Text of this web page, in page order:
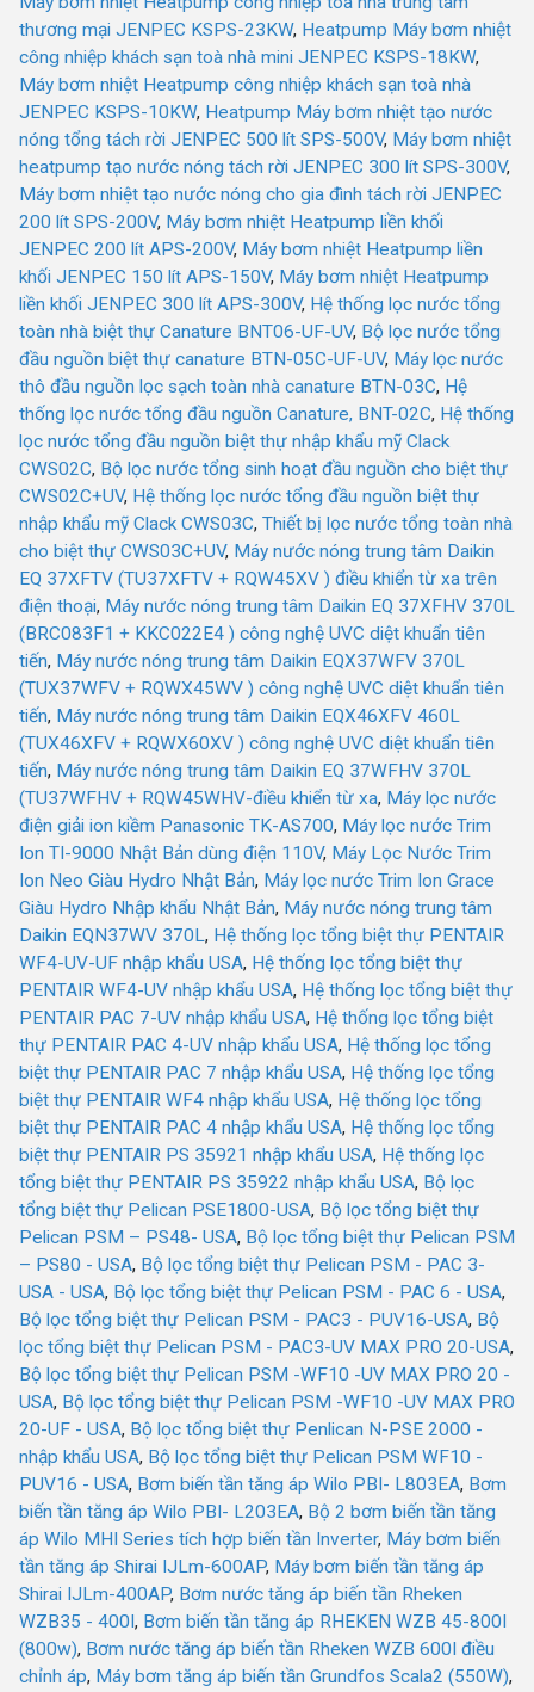
thương mại JENPEC KSPS-23KW, Heatpump Máy bơm nhiệt
công nhiệp khách sạn toà nhà mini JENPEC KSPS-18KW,
Máy bơm nhiệt Heatpump công nhiệp khách sạn toà nhà
JENPEC KSPS-10KW, Heatpump Máy bơm nhiệt tạo nước
nóng tổng tách rời JENPEC 500 lít SPS-500V, Máy bơm nhiệt
heatpump tạo nước nóng tách rời JENPEC 300 lít SPS-300V,
Máy bơm nhiệt tạo nước nóng cho gia đình tách rời JENPEC
200 lít SPS-200V, Máy bơm nhiệt Heatpump liền khối
JENPEC 200 lít APS-200V, Máy bơm nhiệt Heatpump liền
khối JENPEC 150 lít APS-150V, Máy bơm nhiệt Heatpump
liền khối JENPEC 300 lít APS-300V, Hệ thống lọc nước tổng
toàn nhà biệt thự Canature BNT06-UF-UV, Bộ lọc nước tổng
đầu nguồn biệt thự canature BTN-05C-UF-UV, Máy lọc nước
thô đầu nguồn lọc sạch toàn nhà canature BTN-03C, Hệ
thống lọc nước tổng đầu nguồn Canature, BNT-02C, Hệ thống
lọc nước tổng đầu nguồn biệt thự nhập khẩu mỹ Clack
CWS02C, Bộ lọc nước tổng sinh hoạt đầu nguồn cho biệt thự
CWS02C+UV, Hệ thống lọc nước tổng đầu nguồn biệt thự
nhập khẩu mỹ Clack CWS03C, Thiết bị lọc nước tổng toàn nhà
cho biệt thự CWS03C+UV, Máy nước nóng trung tâm Daikin
EQ 37XFTV (TU37XFTV + RQW45XV ) điều khiển từ xa trên
điện thoại, Máy nước nóng trung tâm Daikin EQ 37XFHV 370L
(BRC083F1 + KKC022E4 ) công nghệ UVC diệt khuẩn tiên
tiến, Máy nước nóng trung tâm Daikin EQX37WFV 370L
(TUX37WFV + RQWX45WV ) công nghệ UVC diệt khuẩn tiên
tiến, Máy nước nóng trung tâm Daikin EQX46XFV 460L
(TUX46XFV + RQWX60XV ) công nghệ UVC diệt khuẩn tiên
tiến, Máy nước nóng trung tâm Daikin EQ 37WFHV 370L
(TU37WFHV + RQW45WHV-điều khiển từ xa, Máy lọc nước
điện giải ion kiềm Panasonic TK-AS700, Máy lọc nước Trim
Ion TI-9000 Nhật Bản dùng điện 110V, Máy Lọc Nước Trim
Ion Neo Giàu Hydro Nhật Bản, Máy lọc nước Trim Ion Grace
Giàu Hydro Nhập khẩu Nhật Bản, Máy nước nóng trung tâm
Daikin EQN37WV 370L, Hệ thống lọc tổng biệt thự PENTAIR
WF4-UV-UF nhập khẩu USA, Hệ thống lọc tổng biệt thự
PENTAIR WF4-UV nhập khẩu USA, Hệ thống lọc tổng biệt thự
PENTAIR PAC 7-UV nhập khẩu USA, Hệ thống lọc tổng biệt
thự PENTAIR PAC 4-UV nhập khẩu USA, Hệ thống lọc tổng
biệt thự PENTAIR PAC 7 nhập khẩu USA, Hệ thống lọc tổng
biệt thự PENTAIR WF4 nhập khẩu USA, Hệ thống lọc tổng
biệt thự PENTAIR PAC 4 nhập khẩu USA, Hệ thống lọc tổng
biệt thự PENTAIR PS 35921 nhập khẩu USA, Hệ thống lọc
tổng biệt thự PENTAIR PS 35922 nhập khẩu USA, Bộ lọc
tổng biệt thự Pelican PSE1800-USA, Bộ lọc tổng biệt thự
Pelican PSM – PS48- USA, Bộ lọc tổng biệt thự Pelican PSM
– PS80 - USA, Bộ lọc tổng biệt thự Pelican PSM - PAC 3-
USA - USA, Bộ lọc tổng biệt thự Pelican PSM - PAC 6 - USA,
Bộ lọc tổng biệt thự Pelican PSM - PAC3 - PUV16-USA, Bộ
lọc tổng biệt thự Pelican PSM - PAC3-UV MAX PRO 20-USA,
Bộ lọc tổng biệt thự Pelican PSM -WF10 -UV MAX PRO 20 -
USA, Bộ lọc tổng biệt thự Pelican PSM -WF10 -UV MAX PRO
20-UF - USA, Bộ lọc tổng biệt thự Penlican N-PSE 2000 -
nhập khẩu USA, Bộ lọc tổng biệt thự Pelican PSM WF10 -
PUV16 - USA, Bơm biến tần tăng áp Wilo PBI- L803EA, Bơm
biến tần tăng áp Wilo PBI- L203EA, Bộ 2 bơm biến tần tăng
áp Wilo MHI Series tích hợp biến tần Inverter, Máy bơm biến
tần tăng áp Shirai IJLm-600AP, Máy bơm biến tần tăng áp
Shirai IJLm-400AP, Bơm nước tăng áp biến tần Rheken
WZB35 - 400I , Bơm biến tần tăng áp RHEKEN WZB 45-800I
(800w), Bơm nước tăng áp biến tần Rheken WZB 600I điều
chỉnh áp, Máy bơm tăng áp biến tần Grundfos Scala2 (550W),